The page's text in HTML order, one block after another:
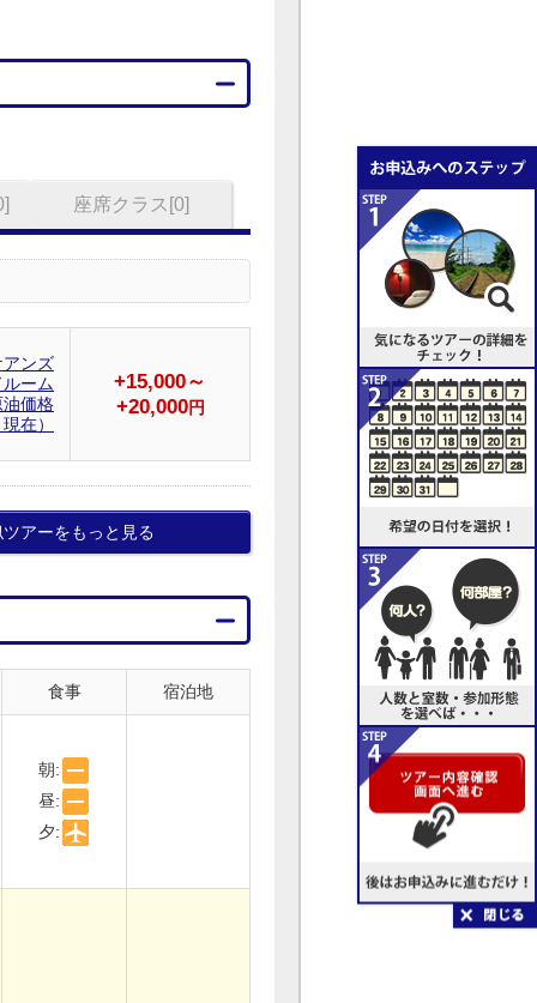
座席クラス[0]
ンズ
ーム
価格
在）
+15,000～
+20,000円
アーをもっと見る
食事 宿泊地
朝:
昼:
夕: